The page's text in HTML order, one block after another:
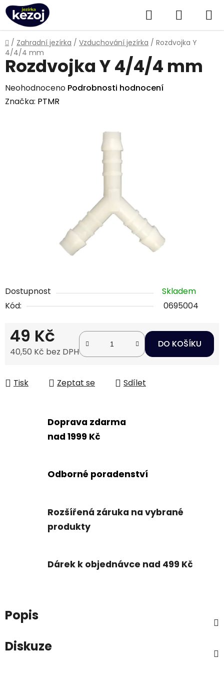
Přejít
na
obsah
Hledat
KOŠÍK
Domů
/ Zahradní jezírka / Vzduchování jezírka / Rozdvojka Y
4/4/4 mm
Dostupnost
Skladem
Kód:
0695004
49 Kč
40,50 Kč bez DPH
DO KOŠÍKU
Tisk Zeptat se Sdílet
Rozdvojka Y 4/4/4 mm
Průměrné
hodnocení
Neohodnoceno Podrobnosti hodnocení
Značka: PTMR
Doprava zdarma
nad 1999 Kč
Odborné poradenství
Rozšířená záruka na vybrané
produkty
Dárek k objednávce nad 499 Kč
Popis
Diskuze